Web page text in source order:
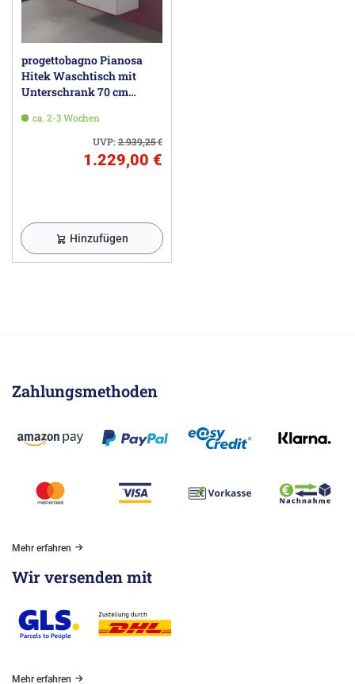
progettobagno Pianosa
Hitek Waschtisch mit
Unterschrank 70 cm
ca. 2-3 Wochen
UVP:2.939,25€
1.229,00 €
Hinzufügen
Zahlungsmethoden
Mehr erfahren
Wir versenden mit
Mehr erfahren